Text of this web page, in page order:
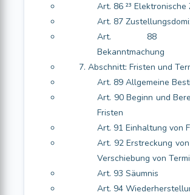
Art. 86 ²³
Art. 87
Art. 88
Bekanntmachung
7. Abschnitt: Fristen und
Art. 89 Allgemeine
Art. 90 Beginn und
Fristen
Art. 91 Einhaltung von
Art. 92 Erstreckung
Verschiebung von
Art. 93 Säumnis
Art. 94